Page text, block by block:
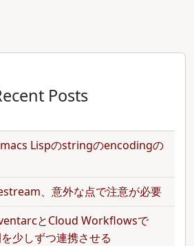
Posts
Lispのstringのencodingの
、意外な点で注意が必要
とCloud Workflowsで
少しずつ連携させる